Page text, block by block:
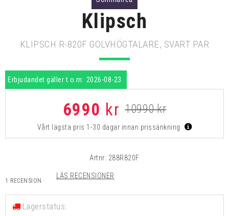
Klipsch
KLIPSCH R-820F GOLVHÖGTALARE, SVART PAR
Erbjudandet gäller t.o.m: 2026-08-23
6990 kr 10990 kr
Vårt lägsta pris 1-30 dagar innan prissänkning
Artnr: 288R820F
1 RECENSION
LÄS RECENSIONER
Lagerstatus: